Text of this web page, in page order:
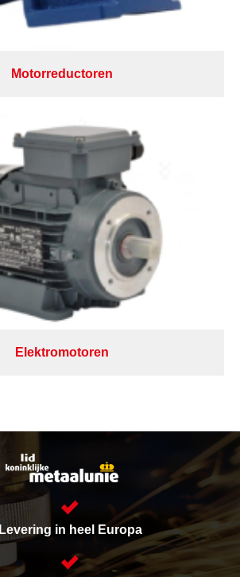
Motorreductoren
Elektromotoren
Levering in heel Europa